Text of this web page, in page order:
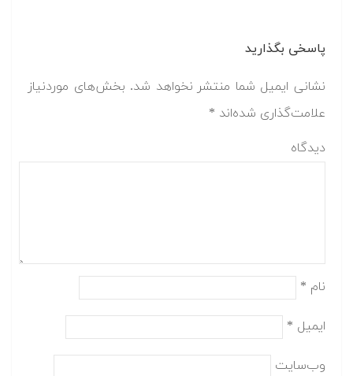
پاسخی بگذارید
نشانی ایمیل شما منتشر نخواهد شد. بخش‌های موردنیاز
علامت‌گذاری شده‌اند *
دیدگاه
نام *
ایمیل *
وب‌سایت